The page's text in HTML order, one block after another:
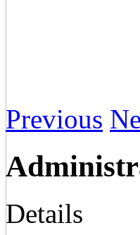
Previous
Details